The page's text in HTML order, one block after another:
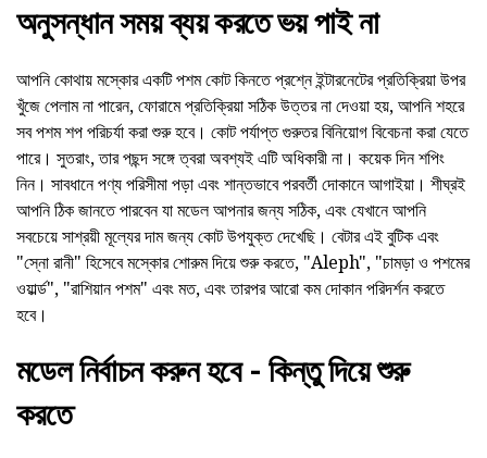
অনুসন্ধান সময় ব্যয় করতে ভয় পাই না
আপনি কোথায় মস্কোর একটি পশম কোট কিনতে প্রশ্নে ইন্টারনেটের প্রতিক্রিয়া উপর
খুঁজে পেলাম না পারেন, ফোরামে প্রতিক্রিয়া সঠিক উত্তর না দেওয়া হয়, আপনি শহরে
সব পশম শপ পরিচর্যা করা শুরু হবে। কোট পর্যাপ্ত গুরুতর বিনিয়োগ বিবেচনা করা যেতে
পারে। সুতরাং, তার পছন্দ সঙ্গে ত্বরা অবশ্যই এটি অধিকারী না। কয়েক দিন শপিং
নিন। সাবধানে পণ্য পরিসীমা পড়া এবং শান্তভাবে পরবর্তী দোকানে আগাইয়া। শীঘ্রই
আপনি ঠিক জানতে পারবেন যা মডেল আপনার জন্য সঠিক, এবং যেখানে আপনি
সবচেয়ে সাশ্রয়ী মূল্যের দাম জন্য কোট উপযুক্ত দেখেছি। বেটার এই বুটিক এবং
"স্নো রানী" হিসেবে মস্কোর শোরুম দিয়ে শুরু করতে, "Aleph", "চামড়া ও পশমের
ওয়ার্ল্ড", "রাশিয়ান পশম" এবং মত, এবং তারপর আরো কম দোকান পরিদর্শন করতে
হবে।
মডেল নির্বাচন করুন হবে - কিন্তু দিয়ে শুরু
করতে